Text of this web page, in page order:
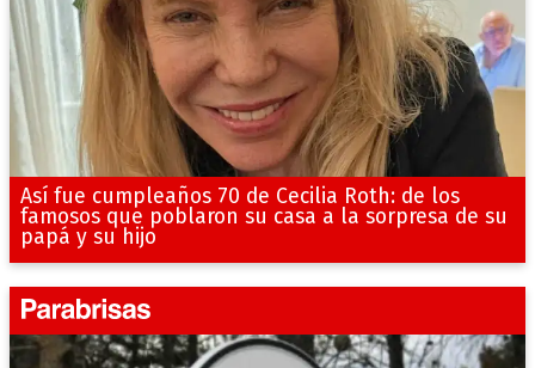
Así fue cumpleaños 70 de Cecilia Roth: de los
famosos que poblaron su casa a la sorpresa de su
papá y su hijo